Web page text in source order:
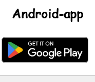
Android-app